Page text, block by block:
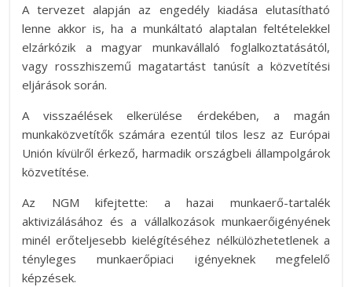
A tervezet alapján az engedély kiadása elutasítható
lenne akkor is, ha a munkáltató alaptalan feltételekkel
elzárkózik a magyar munkavállaló foglalkoztatásától,
vagy rosszhiszemű magatartást tanúsít a közvetítési
eljárások során.
A visszaélések elkerülése érdekében, a magán
munkaközvetítők számára ezentúl tilos lesz az Európai
Unión kívülről érkező, harmadik országbeli állampolgárok
közvetítése.
Az NGM kifejtette: a hazai munkaerő-tartalék
aktivizálásához és a vállalkozások munkaerőigényének
minél erőteljesebb kielégítéséhez nélkülözhetetlenek a
tényleges munkaerőpiaci igényeknek megfelelő
képzések.